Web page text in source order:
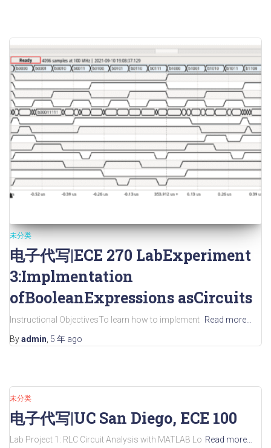
未分类
电子代写|ECE 270 LabExperiment
3:Implmentation
ofBooleanExpressions asCircuits
Instructional ObjectivesTo learn how to implement Read more…
Byadmin 5 年 ago
未分类
电子代写|UC San Diego, ECE 100
Lab Project 1: RLC Circuit Analysis with MATLAB Lo Read more…